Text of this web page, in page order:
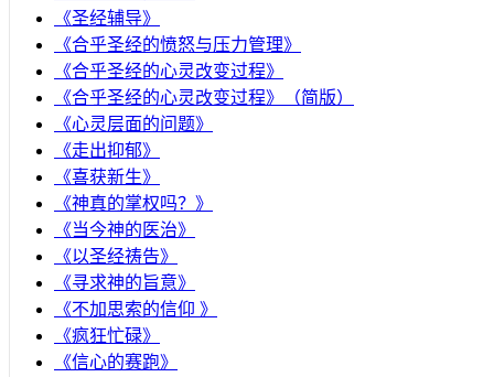
《圣经辅导》
​《合乎圣经的愤怒与压力管理》
《合乎圣经的心灵改变过程》
《合乎圣经的心灵改变过程》（简版）
《心灵层面的问题》
《走出抑郁》
《喜获新生》
《神真的掌权吗？》
《当今神的医治》
《以圣经祷告》
《寻求神的旨意》
《不加思索的信仰 》
《疯狂忙碌》
《信心的赛跑》